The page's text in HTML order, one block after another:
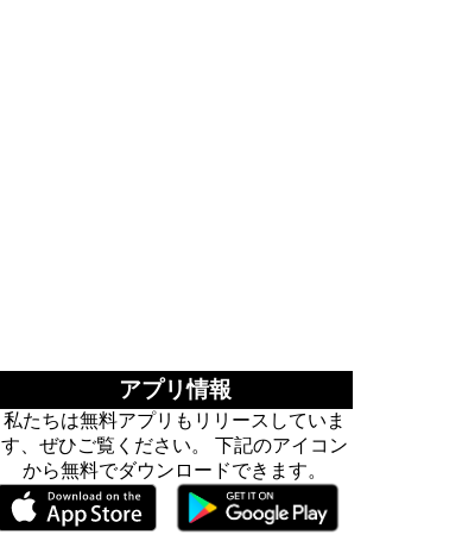
アプリ情報
私たちは無料アプリもリリースしていま
す、ぜひご覧ください。 下記のアイコン
から無料でダウンロードできます。